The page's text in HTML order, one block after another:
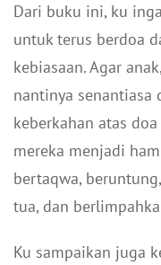
Dari buku ini, ku
untuk terus berdoa
kebiasaan. Agar
nantinya
keberkahan atas
mereka menjadi
bertaqwa,
tua, dan
Ku sampaikan juga